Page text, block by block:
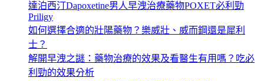
達泊西汀Dapoxetine男人早洩治療藥物POXET必利勁
Priligy
如何選擇合適的壯陽藥物？樂威壯、威而鋼還是犀利
士？
解開早洩之謎：藥物治療的效果及看醫生有用嗎？吃必
利勁的效果分析